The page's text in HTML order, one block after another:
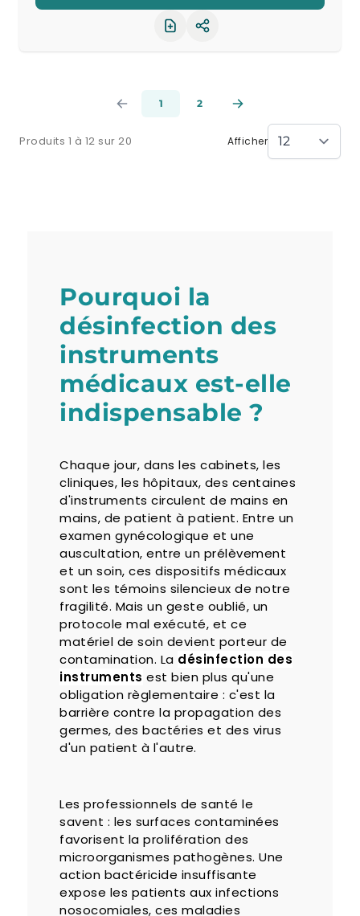
Partager le produit
1 2
Produits 1 à 12 sur 20 Afficher
Pourquoi la
désinfection des
instruments
médicaux est-elle
indispensable ?
Chaque jour, dans les cabinets, les
cliniques, les hôpitaux, des centaines
d'instruments circulent de mains en
mains, de patient à patient. Entre un
examen gynécologique et une
auscultation, entre un prélèvement
et un soin, ces dispositifs médicaux
sont les témoins silencieux de notre
fragilité. Mais un geste oublié, un
protocole mal exécuté, et ce
matériel de soin devient porteur de
contamination. La désinfection des
instruments est bien plus qu'une
obligation règlementaire : c'est la
barrière contre la propagation des
germes, des bactéries et des virus
d'un patient à l'autre.
Les professionnels de santé le
savent : les surfaces contaminées
favorisent la prolifération des
microorganismes pathogènes. Une
action bactéricide insuffisante
expose les patients aux infections
nosocomiales, ces maladies